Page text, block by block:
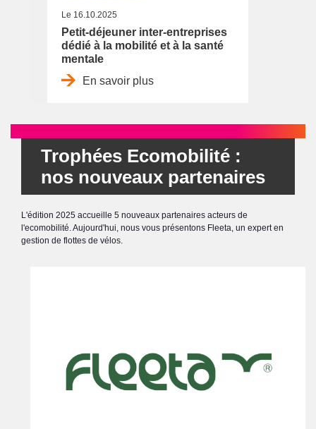
Le 16.10.2025
Petit-déjeuner inter-entreprises
dédié à la mobilité et à la santé
mentale
En savoir plus
Trophées Ecomobilité :
nos nouveaux partenaires
L'édition 2025 accueille 5 nouveaux partenaires acteurs de
l'ecomobilité. Aujourd'hui, nous vous présentons Fleeta, un expert en
gestion de flottes de vélos.